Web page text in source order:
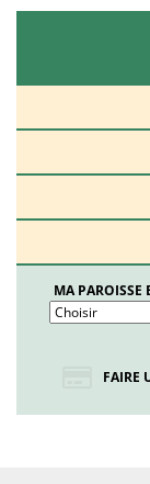
MA PAROISSE
FAIRE